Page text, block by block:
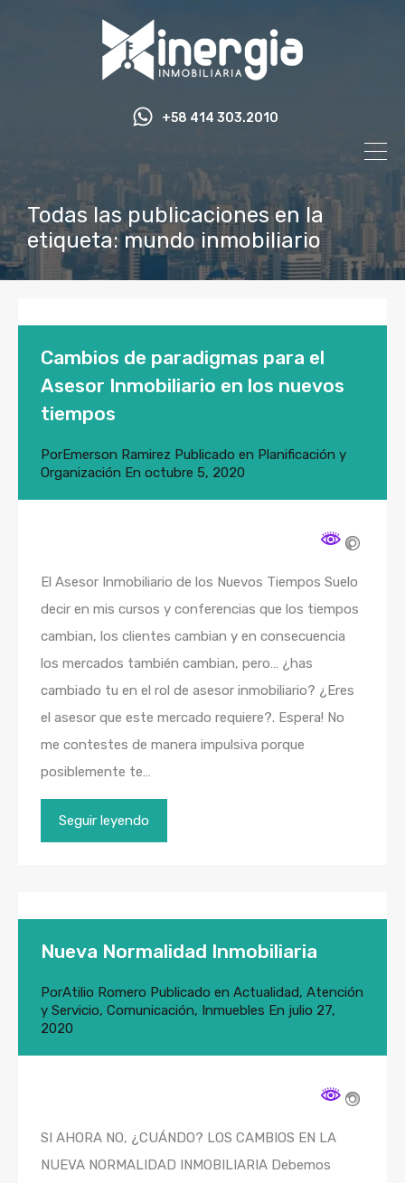
+58 414 303.2010
Todas las publicaciones en la
etiqueta: mundo inmobiliario
Cambios de paradigmas para el
Asesor Inmobiliario en los nuevos
tiempos
PorEmerson Ramirez Publicado en Planificación y
Organización En octubre 5, 2020
El Asesor Inmobiliario de los Nuevos Tiempos Suelo
decir en mis cursos y conferencias que los tiempos
cambian, los clientes cambian y en consecuencia
los mercados también cambian, pero… ¿has
cambiado tu en el rol de asesor inmobiliario? ¿Eres
el asesor que este mercado requiere?. Espera! No
me contestes de manera impulsiva porque
posiblemente te…
Seguir leyendo
Nueva Normalidad Inmobiliaria
PorAtilio Romero Publicado en Actualidad, Atención
y Servicio, Comunicación, Inmuebles En julio 27,
2020
SI AHORA NO, ¿CUÁNDO? LOS CAMBIOS EN LA
NUEVA NORMALIDAD INMOBILIARIA Debemos